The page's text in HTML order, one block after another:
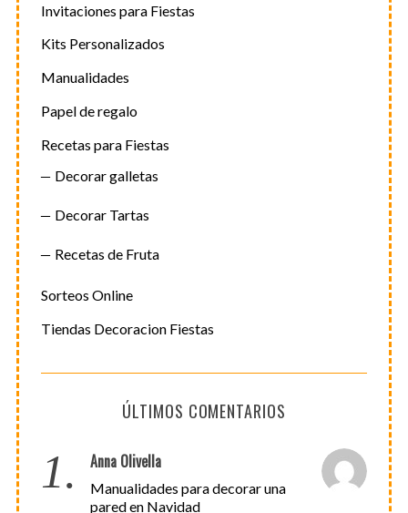
Invitaciones para Fiestas
Kits Personalizados
Manualidades
Papel de regalo
Recetas para Fiestas
Decorar galletas
Decorar Tartas
Recetas de Fruta
Sorteos Online
Tiendas Decoracion Fiestas
ÚLTIMOS COMENTARIOS
1. Anna Olivella
Manualidades para decorar una
pared en Navidad